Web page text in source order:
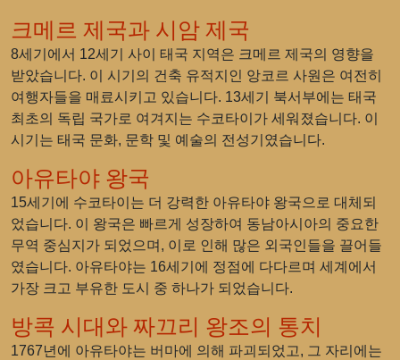
크메르 제국과 시암 제국
8세기에서 12세기 사이 태국 지역은 크메르 제국의 영향을
받았습니다. 이 시기의 건축 유적지인 앙코르 사원은 여전히
여행자들을 매료시키고 있습니다. 13세기 북서부에는 태국
최초의 독립 국가로 여겨지는 수코타이가 세워졌습니다. 이
시기는 태국 문화, 문학 및 예술의 전성기였습니다.
아유타야 왕국
15세기에 수코타이는 더 강력한 아유타야 왕국으로 대체되
었습니다. 이 왕국은 빠르게 성장하여 동남아시아의 중요한
무역 중심지가 되었으며, 이로 인해 많은 외국인들을 끌어들
였습니다. 아유타야는 16세기에 정점에 다다르며 세계에서
가장 크고 부유한 도시 중 하나가 되었습니다.
방콕 시대와 짜끄리 왕조의 통치
1767년에 아유타야는 버마에 의해 파괴되었고, 그 자리에는